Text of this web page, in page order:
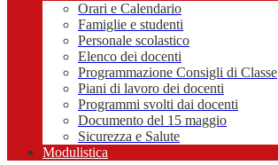
Orari e Calendario
Famiglie e studenti
Personale scolastico
Elenco dei docenti
Programmazione Consigli di Classe
Piani di lavoro dei docenti
Programmi svolti dai docenti
Documento del 15 maggio
Sicurezza e Salute
Modulistica